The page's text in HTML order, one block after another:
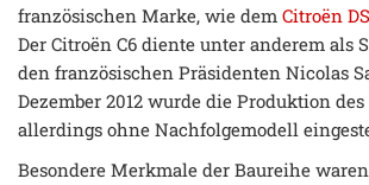
französischen Marke, wie dem Citroën DS
Der Citroën C6 diente unter anderem als
den französischen Präsidenten Nicolas
Dezember 2012 wurde die Produktion
allerdings ohne Nachfolgemodell
Besondere Merkmale der Baureihe